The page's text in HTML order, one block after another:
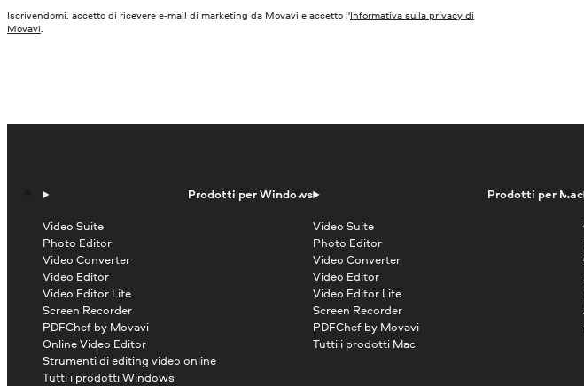
Iscrivendomi, accetto di ricevere e-mail di marketing da Movavi e accetto l'Informativa sulla privacy di
Movavi
Prodotti per Windows
Video Suite
Photo Editor
Video Converter
Video Editor
Video Editor Lite
Screen Recorder
PDFChef by Movavi
Online Video Editor
Strumenti di editing video online
Tutti i prodotti Windows
Prodotti per Mac
Video Suite
Photo Editor
Video Converter
Video Editor
Video Editor Lite
Screen Recorder
PDFChef by Movavi
Tutti i prodotti Mac